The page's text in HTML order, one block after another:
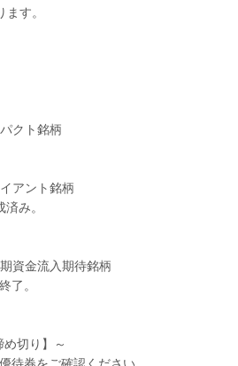
す。
クト銘柄
アント銘柄
み。
資金流入期待銘柄
了。
切り】～